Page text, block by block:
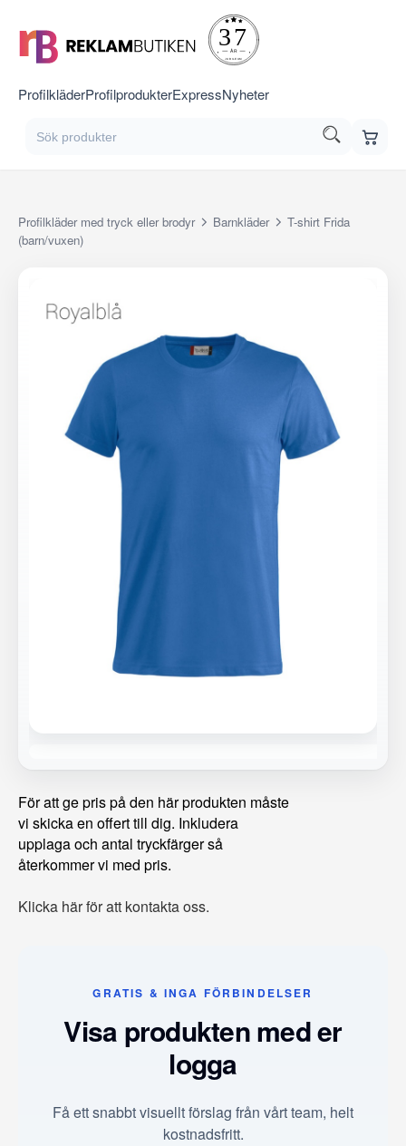
ProfilkläderProfilprodukterExpressNyheter
Profilkläder med tryck eller brodyr Barnkläder
T-shirt Frida
(barn/vuxen)
För att ge pris på den här produkten måste
vi skicka en offert till dig. Inkludera
upplaga och antal tryckfärger så
återkommer vi med pris.
Klicka här för att kontakta oss.
GRATIS & INGA FÖRBINDELSER
Visa produkten med er
logga
Få ett snabbt visuellt förslag från vårt team, helt
kostnadsfritt.